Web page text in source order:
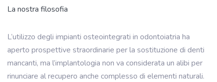
La nostra filosofia
L’utilizzo degli impianti osteointegrati in odontoiatria ha
aperto prospettive straordinarie per la sostituzione di denti
mancanti, ma l’implantologia non va considerata un alibi per
rinunciare al recupero anche complesso di elementi naturali.